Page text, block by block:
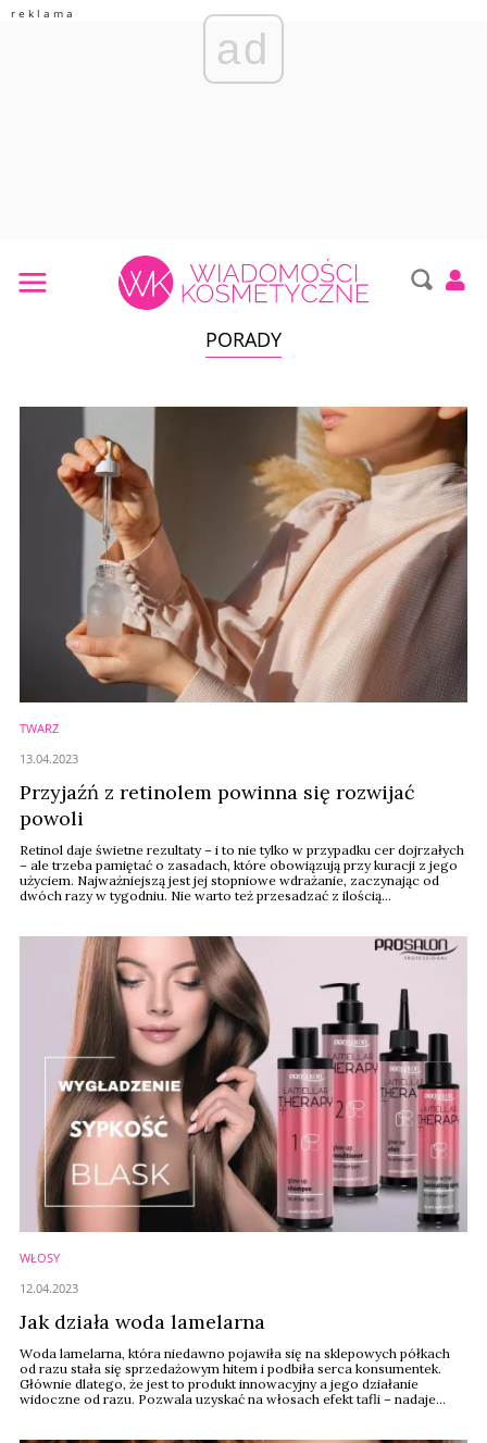
ad
PORADY
TWARZ
Przyjaźń z retinolem powinna się rozwijać
powoli
Retinol daje świetne rezultaty – i to nie tylko w przypadku cer dojrzałych
– ale trzeba pamiętać o zasadach, które obowiązują przy kuracji z jego
użyciem. Najważniejszą jest jej stopniowe wdrażanie, zaczynając od
dwóch razy w tygodniu. Nie warto też przesadzać z ilością
Podpowiada ...
13.04.2023
WŁOSY
Jak działa woda lamelarna
Woda lamelarna, która niedawno pojawiła się na sklepowych półkach
od razu stała się sprzedażowym hitem i podbiła serca konsumentek.
Głównie dlatego, że jest to produkt innowacyjny a jego działanie
widoczne od razu. Pozwala uzyskać na włosach efekt tafli – nadaje
12.04.2023